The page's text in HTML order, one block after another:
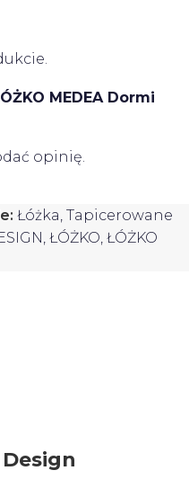
MEDEA Dormi
opinię.
Łóżka Tapicerowane
ŁÓŻKO ŁÓŻKO